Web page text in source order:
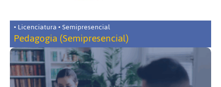
• Licenciatura • Semipresencial
Pedagogia (Semipresencial)